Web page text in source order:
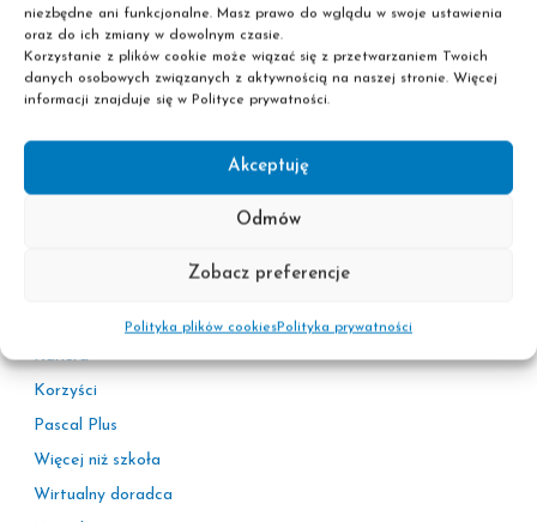
niezbędne ani funkcjonalne. Masz prawo do wglądu w swoje ustawienia
oraz do ich zmiany w dowolnym czasie.
Korzystanie z plików cookie może wiązać się z przetwarzaniem Twoich
danych osobowych związanych z aktywnością na naszej stronie. Więcej
informacji znajduje się w Polityce prywatności.
Akceptuję
Odmów
Zobacz preferencje
Polityka plików cookiesPolityka prywatności
Szkoła policealna
Liceum dla dorosłych
Nie wymagamy matury!
Adresy sekretariatów
Kariera
Korzyści
Pascal Plus
Więcej niż szkoła
Wirtualny doradca